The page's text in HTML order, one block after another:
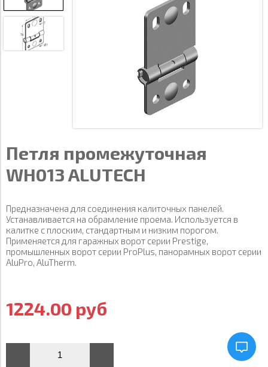
Петля промежуточная
WH013 ALUTECH
Предназначена для соединения калиточных панелей.
Устанавливается на обрамление проема. Используется в
калитке с плоским, стандартным и низким порогом.
Применяется для гаражных ворот серии Prestige,
промышленных ворот серии ProPlus, панорамных ворот серии
AluPro, AluTherm.
1224.00 руб